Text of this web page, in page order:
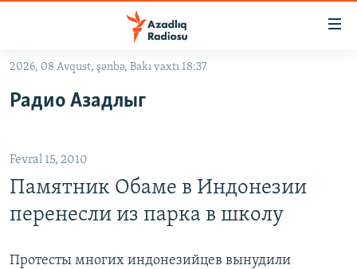
Əsas
qayıt
qayıt
Axtarışa
#İZAHLA
QANUNI DOĞRU
ARAŞDIRMA
2026, 08 Avqust, şənbə, Bakı vaxtı 18:37
Радио Азадлыг
Fevral 15, 2010
Памятник Обаме в Индонезии
перенесли из парка в школу
Протесты многих индонезийцев вынудили